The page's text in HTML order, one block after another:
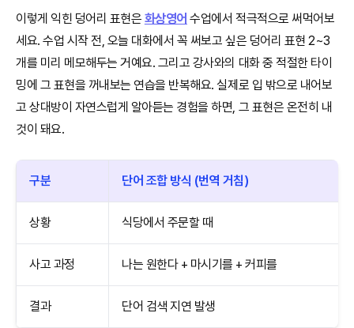
이렇게 익힌 덩어리 표현은 화상영어 수업에서 적극적으로 써먹어보
세요. 수업 시작 전, 오늘 대화에서 꼭 써보고 싶은 덩어리 표현 2~3
개를 미리 메모해두는 거예요. 그리고 강사와의 대화 중 적절한 타이
밍에 그 표현을 꺼내보는 연습을 반복해요. 실제로 입 밖으로 내어보
고 상대방이 자연스럽게 알아듣는 경험을 하면, 그 표현은 온전히 내
것이 돼요.
구분 단어 조합 방식 (번역 거침)
상황 식당에서 주문할 때
사고 과정 나는 원한다 + 마시기를 + 커피를
결과 단어 검색 지연 발생